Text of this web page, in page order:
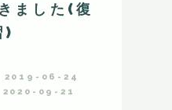
ました(復
)
2019-06-24
2020-09-21